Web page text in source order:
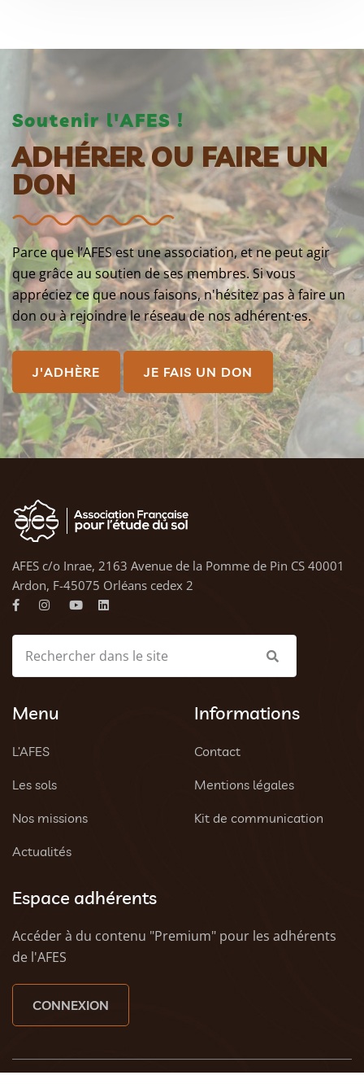
Soutenir l'AFES !
ADHÉRER OU FAIRE UN
DON
Parce que l’AFES est une association, et ne peut agir
que grâce au soutien de ses membres. Si vous
appréciez ce que nous faisons, n'hésitez pas à faire un
don ou à rejoindre le réseau de nos adhérent·es.
J'ADHÈRE JE FAIS UN DON
AFES c/o Inrae, 2163 Avenue de la Pomme de Pin CS 40001
Ardon, F-45075 Orléans cedex 2
Menu
L’AFES
Les sols
Nos missions
Actualités
Informations
Contact
Mentions légales
Kit de communication
Espace adhérents
Accéder à du contenu "Premium" pour les adhérents
de l'AFES
CONNEXION